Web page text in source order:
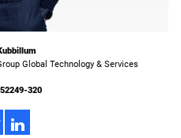
Global Technology & Services
320
3